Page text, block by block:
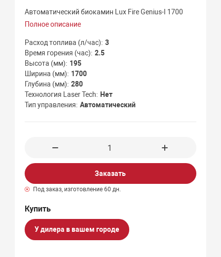
Автоматический биокамин Lux Fire Genius-I 1700
Полное описание
Расход топлива (л/час) 3
Время горения (час) 2.5
Высота (мм)
195
Ширина (мм)
1700
Глубина (мм) 280
Технология Laser Tech
Нет
Тип управления Автоматический
Заказать
Под заказ, изготовление 60 дн.
У дилера в вашем городе